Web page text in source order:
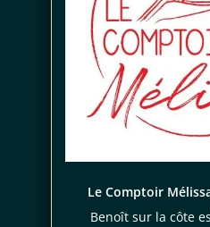
Le Comptoir
Benoît sur la côte
Je consens aussi à recevoir les
promotionnelles. Consultez notre
confidentialité.